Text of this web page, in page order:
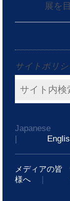
展を
サイトポリ
Japanese
|
メディアの皆
様へ